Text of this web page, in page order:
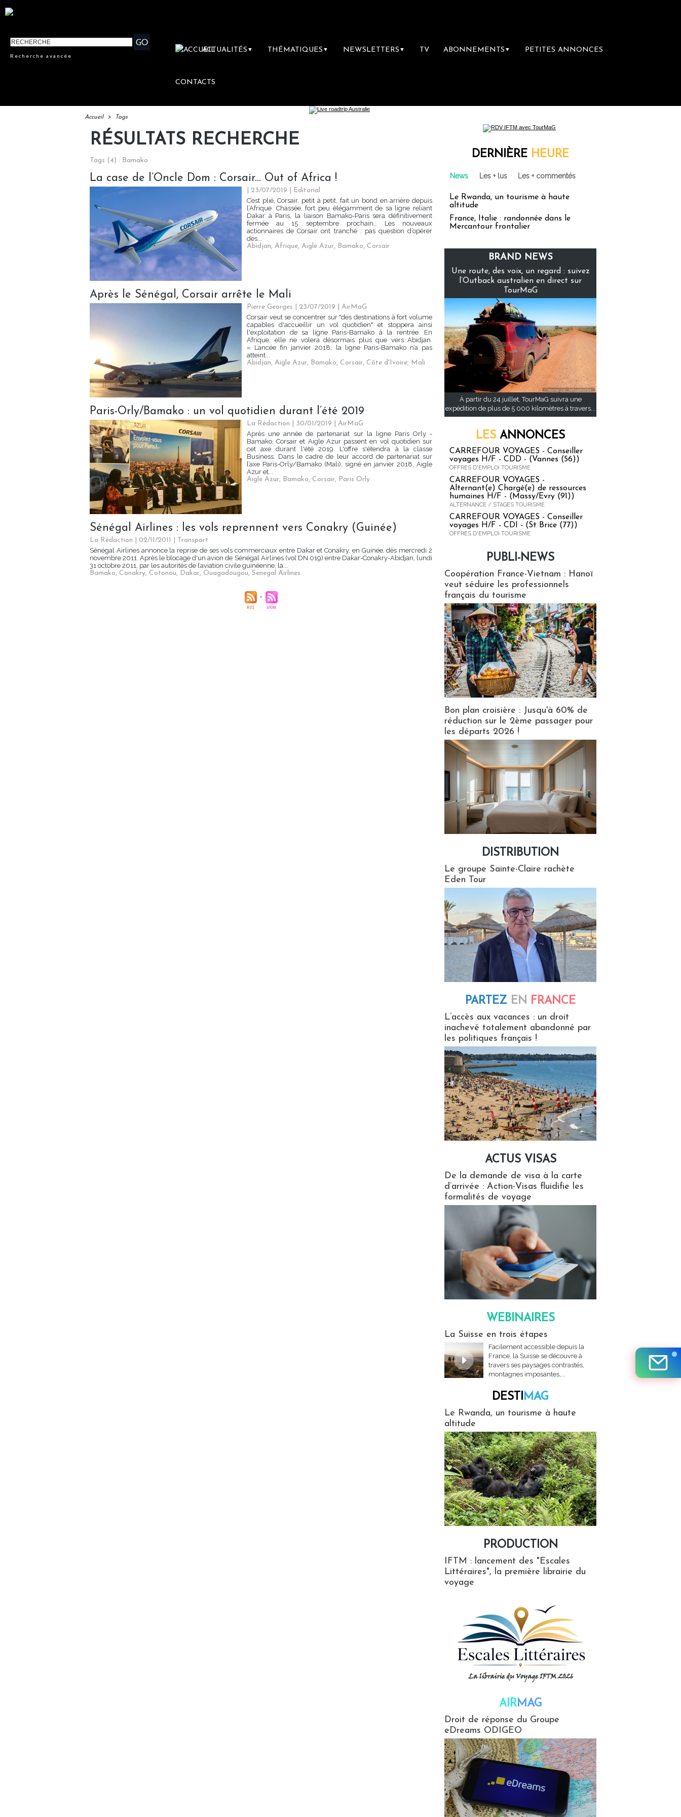
Recherche avancée
ACTUALITÉS ▼ THÉMATIQUES ▼ NEWSLETTERS ▼ TV ABONNEMENTS ▼ PETITES ANNONCES
CONTACTS
Accueil > Tags
RÉSULTATS RECHERCHE
Tags (4) : Bamako
La case de l’Oncle Dom : Corsair... Out of Africa !
| 23/07/2019
Editorial
C’est plié, Corsair, petit à petit, fait un bond en arrière depuis
l’Afrique. Chassée, fort peu élégamment de sa ligne reliant
Dakar à Paris, la liaison Bamako-Paris sera définitivement
fermée au 15 septembre prochain… Les nouveaux
actionnaires de Corsair ont tranché : pas question d’opérer
des...
Abidjan, Afrique, Aigle Azur, Bamako, Corsair
Après le Sénégal, Corsair arrête le Mali
Pierre Georges | 23/07/2019
AirMaG
Corsair veut se concentrer sur "des destinations à fort volume
capables d'accueillir un vol quotidien" et stoppera ainsi
l'exploitation de sa ligne Paris-Bamako à la rentrée. En
Afrique, elle ne volera désormais plus que vers Abidjan.
« Lancée fin janvier 2018, la ligne Paris-Bamako n’a pas
atteint...
Abidjan, Aigle Azur, Bamako, Corsair, Côte d'Ivoire, Mali
Paris-Orly/Bamako : un vol quotidien durant l’été 2019
La Rédaction | 30/01/2019
AirMaG
Après une année de partenariat sur la ligne Paris Orly -
Bamako, Corsair et Aigle Azur passent en vol quotidien sur
cet axe durant l'été 2019. L'offre s'étendra à la classe
Business. Dans le cadre de leur accord de partenariat sur
l’axe Paris-Orly/Bamako (Mali), signé en janvier 2018, Aigle
Azur et...
Aigle Azur, Bamako, Corsair, Paris Orly
Sénégal Airlines : les vols reprennent vers Conakry (Guinée)
La Rédaction | 02/11/2011
Transport
Sénégal Airlines annonce la reprise de ses vols commerciaux entre Dakar et Conakry, en Guinée, dès mercredi 2
novembre 2011. Après le blocage d'un avion de Sénégal Airlines (vol DN 019) entre Dakar-Conakry-Abidjan, lundi
31 octobre 2011, par les autorités de l’aviation civile guinéenne, la...
Bamako, Conakry, Cotonou, Dakar, Ouagadougou, Senegal Airlines
DERNIÈRE HEURE
News Les + lus Les + commentés
Le Rwanda, un tourisme à haute
altitude
France, Italie : randonnée dans le
Mercantour frontalier
BRAND NEWS
Une route, des voix, un regard : suivez
l’Outback australien en direct sur
TourMaG
À partir du 24 juillet, TourMaG suivra une
expédition de plus de 5 000 kilomètres à travers...
LES ANNONCES
CARREFOUR VOYAGES - Conseiller
voyages H/F - CDD - (Vannes (56))
OFFRES D'EMPLOI TOURISME
CARREFOUR VOYAGES -
Alternant(e) Chargé(e) de ressources
humaines H/F - (Massy/Evry (91))
ALTERNANCE / STAGES TOURISME
CARREFOUR VOYAGES - Conseiller
voyages H/F - CDI - (St Brice (77))
OFFRES D'EMPLOI TOURISME
PUBLI-NEWS
Coopération France-Vietnam : Hanoï
veut séduire les professionnels
français du tourisme
Bon plan croisière : Jusqu'à 60% de
réduction sur le 2ème passager pour
les départs 2026 !
DISTRIBUTION
Le groupe Sainte-Claire rachète
Eden Tour
PARTEZ EN FRANCE
L’accès aux vacances : un droit
inachevé totalement abandonné par
les politiques français !
ACTUS VISAS
De la demande de visa à la carte
d’arrivée : Action-Visas fluidifie les
formalités de voyage
WEBINAIRES
La Suisse en trois étapes
Facilement accessible depuis la
France, la Suisse se découvre à
travers ses paysages contrastés,
montagnes imposantes,...
DESTIMAG
Le Rwanda, un tourisme à haute
altitude
PRODUCTION
IFTM : lancement des "Escales
Littéraires", la première librairie du
voyage
AIRMAG
Droit de réponse du Groupe
eDreams ODIGEO